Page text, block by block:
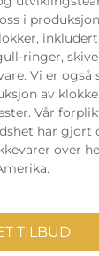
i
ringer,
Vi er også
av
Vår
har gjort
over
TILBUD